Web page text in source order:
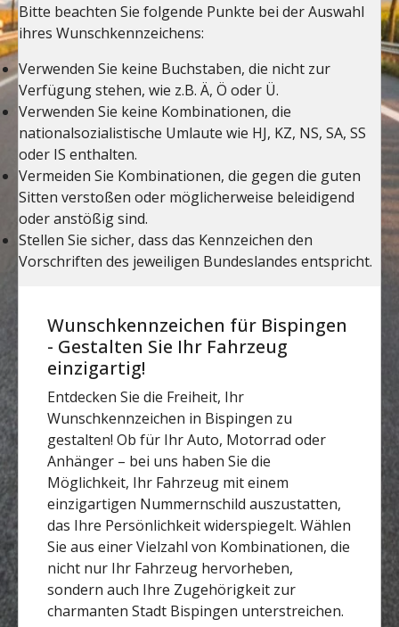
Wunschkennzeichen für Bispingen
- Gestalten Sie Ihr Fahrzeug
einzigartig!
Entdecken Sie die Freiheit, Ihr
Wunschkennzeichen in Bispingen zu
gestalten! Ob für Ihr Auto, Motorrad oder
Anhänger – bei uns haben Sie die
Möglichkeit, Ihr Fahrzeug mit einem
einzigartigen Nummernschild auszustatten,
das Ihre Persönlichkeit widerspiegelt. Wählen
Sie aus einer Vielzahl von Kombinationen, die
nicht nur Ihr Fahrzeug hervorheben,
sondern auch Ihre Zugehörigkeit zur
charmanten Stadt Bispingen unterstreichen.